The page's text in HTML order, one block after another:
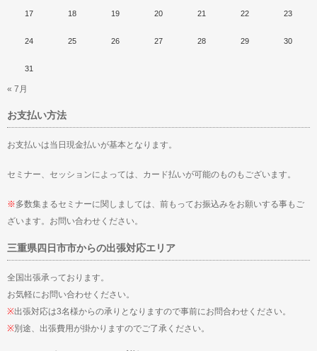
17 18 19 20 21 22 23
24 25 26 27 28 29 30
31
« 7月
お支払い方法
お支払いは当日現金払いが基本となります。
セミナー、セッションによっては、カード払いが可能のものもございます。
※多数集まるセミナーに関しましては、前もってお振込みをお願いする事もご
ざいます。お問い合わせください。
三重県四日市市からの出張対応エリア
全国出張承っております。
お気軽にお問い合わせください。
※出張対応は3名様からの承りとなりますので事前にお問合わせください。
※別途、出張費用が掛かりますのでご了承ください。